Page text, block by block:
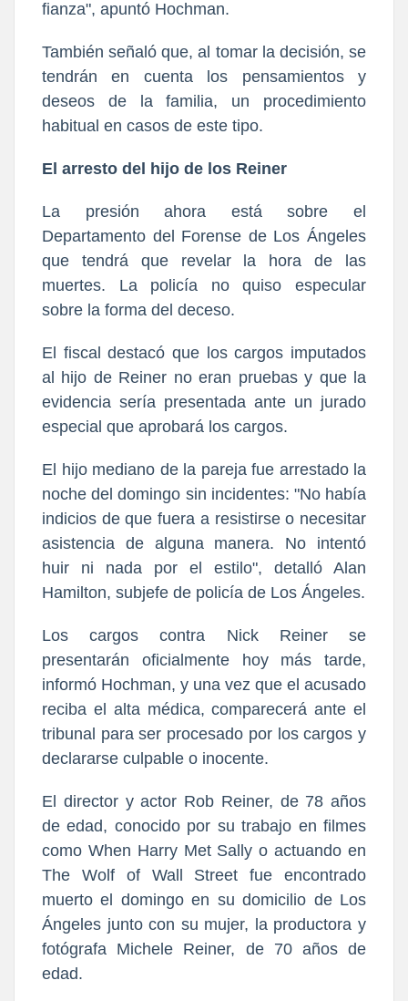
fianza", apuntó Hochman.
También señaló que, al tomar la decisión, se
tendrán en cuenta los pensamientos y
deseos de la familia, un procedimiento
habitual en casos de este tipo.
El arresto del hijo de los Reiner
La presión ahora está sobre el
Departamento del Forense de Los Ángeles
que tendrá que revelar la hora de las
muertes. La policía no quiso especular
sobre la forma del deceso.
El fiscal destacó que los cargos imputados
al hijo de Reiner no eran pruebas y que la
evidencia sería presentada ante un jurado
especial que aprobará los cargos.
El hijo mediano de la pareja fue arrestado la
noche del domingo sin incidentes: "No había
indicios de que fuera a resistirse o necesitar
asistencia de alguna manera. No intentó
huir ni nada por el estilo", detalló Alan
Hamilton, subjefe de policía de Los Ángeles.
Los cargos contra Nick Reiner se
presentarán oficialmente hoy más tarde,
informó Hochman, y una vez que el acusado
reciba el alta médica, comparecerá ante el
tribunal para ser procesado por los cargos y
declararse culpable o inocente.
El director y actor Rob Reiner, de 78 años
de edad, conocido por su trabajo en filmes
como When Harry Met Sally o actuando en
The Wolf of Wall Street fue encontrado
muerto el domingo en su domicilio de Los
Ángeles junto con su mujer, la productora y
fotógrafa Michele Reiner, de 70 años de
edad.